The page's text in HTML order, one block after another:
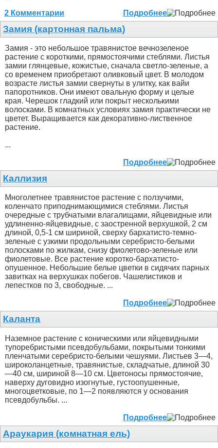
2 Комментарии Подробнее
Замия (картонная пальма)
Замия - это небольшое травянистое вечнозеленое
растение с короткими, прямостоячими стеблями. Листья
замии глянцевые, кожистые, сначала светло-зеленые, а
со временем приобретают оливковый цвет. В молодом
возрасте листья замии свернуты в улитку, как вайи
папоротников. Они имеют овальную форму и целые
края. Черешок гладкий или покрыт несколькими
волосками. В комнатных условиях замия практически не
цветет. Выращивается как декоративно-лиственное
растение.
...
Подробнее
Каллизия
Многолетнее травянистое растение с ползучими,
коленчато приподнимающимися стеблями. Листья
очередные с трубчатыми влагалищами, яйцевидные или
удлиненно-яйцевидные, с заостренной верхушкой, 2 см
длиной, 0,5-1 см шириной, сверху бархатисто-темно-
зеленые с узкими продольными серебристо-белыми
полосками по жилкам, снизу фиолетово-зеленые или
фиолетовые. Все растение коротко-бархатисто-
опушенное. Небольшие белые цветки в сидячих парных
завитках на верхушках побегов. Чашелистиков и
лепестков по 3, свободные. ...
Подробнее
Каланта
Наземное растение с коническими или яйцевидными
тупоребристыми псевдобульбами, покрытыми тонкими
пленчатыми серебристо-белыми чешуями. Листьев 3—4,
широколанцетные, травянистые, складчатые, длиной 30
—40 см, шириной 8—10 см. Цветоносы прямостоячие,
наверху дуговидно изогнутые, густоопушенные,
многоцветковые, по 1—2 появляются у основания
псевдобульбы. ...
Подробнее
Араукария (комнатная ель)